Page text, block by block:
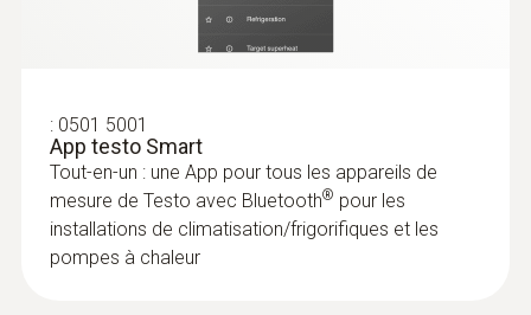
testo 558s kit Smart Vide avec jeu de
flexibles - Manifold électronique
intelligent avec sondes de température
et de vide sans fil et jeu de 4 flexibles
: 0501 5001
App testo Smart
Tout-en-un : une App pour tous les appareils de
mesure de Testo avec Bluetooth® pour les
installations de climatisation/frigorifiques et les
pompes à chaleur